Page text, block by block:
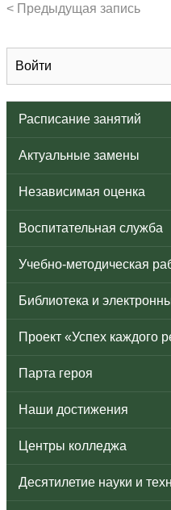
Войти
Расписание занятий
Актуальные замены
Независимая оценка
Воспитательная служба
Учебно-методическая
Библиотека и
Проект «Успех каждого
Парта героя
Наши достижения
Центры колледжа
Десятилетие науки и
< Предыдущая запись